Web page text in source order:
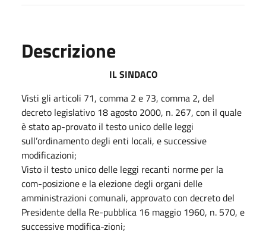
Descrizione
IL SINDACO
Visti gli articoli 71, comma 2 e 73, comma 2, del
decreto legislativo 18 agosto 2000, n. 267, con il quale
è stato ap-provato il testo unico delle leggi
sull’ordinamento degli enti locali, e successive
modificazioni;
Visto il testo unico delle leggi recanti norme per la
com-posizione e la elezione degli organi delle
amministrazioni comunali, approvato con decreto del
Presidente della Re-pubblica 16 maggio 1960, n. 570, e
successive modifica-zioni;